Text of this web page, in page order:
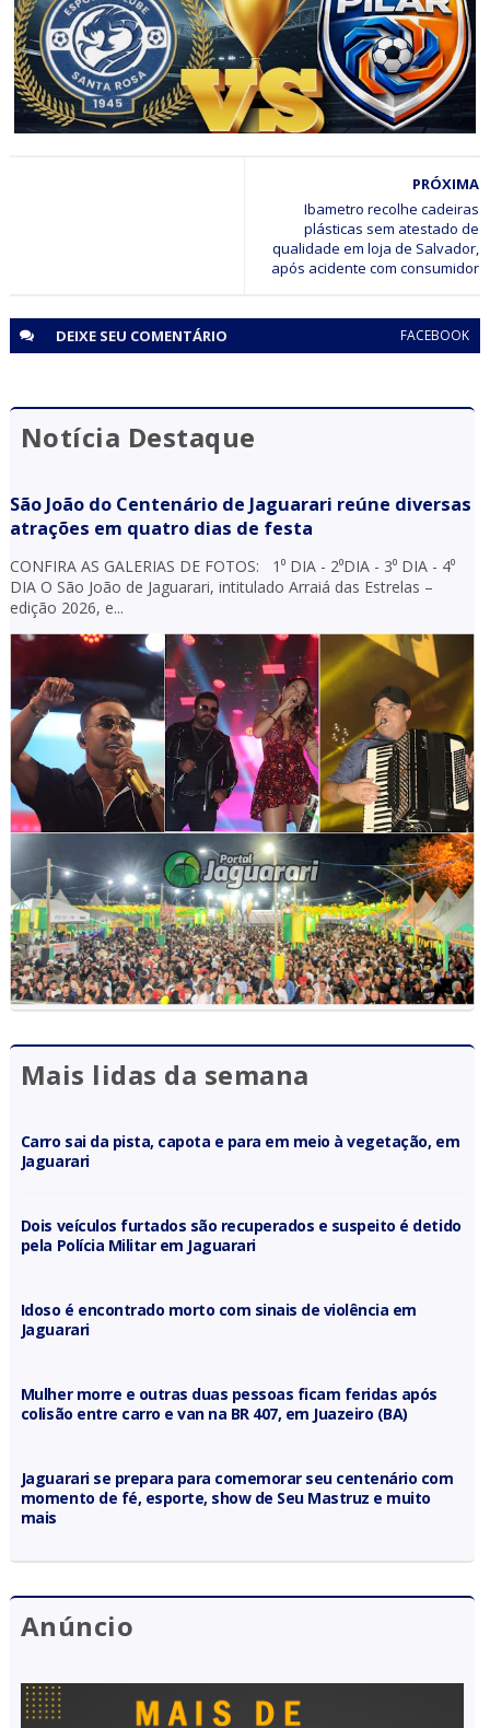
Final do Campeonato Jaguarariense de Futebol 2026 será
entre Santa Rosa e Pilar; Entrada será gratuita
PRÓXIMA
Ibametro recolhe cadeiras
plásticas sem atestado de
qualidade em loja de Salvador,
após acidente com consumidor
DEIXE SEU COMENTÁRIO FACEBOOK
Notícia Destaque
São João do Centenário de Jaguarari reúne diversas
atrações em quatro dias de festa
CONFIRA AS GALERIAS DE FOTOS: 1⁰ DIA - 2⁰DIA - 3⁰ DIA - 4⁰
DIA O São João de Jaguarari, intitulado Arraiá das Estrelas –
edição 2026, e...
Mais lidas da semana
Carro sai da pista, capota e para em meio à vegetação, em
Jaguarari
Dois veículos furtados são recuperados e suspeito é detido
pela Polícia Militar em Jaguarari
Idoso é encontrado morto com sinais de violência em
Jaguarari
Mulher morre e outras duas pessoas ficam feridas após
colisão entre carro e van na BR 407, em Juazeiro (BA)
Jaguarari se prepara para comemorar seu centenário com
momento de fé, esporte, show de Seu Mastruz e muito
mais
Anúncio